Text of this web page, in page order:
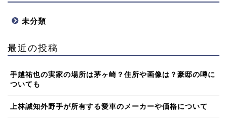
未分類
最近の投稿
手越祐也の実家の場所は茅ヶ崎？住所や画像は？豪邸の噂に
ついても
上林誠知外野手が所有する愛車のメーカーや価格について